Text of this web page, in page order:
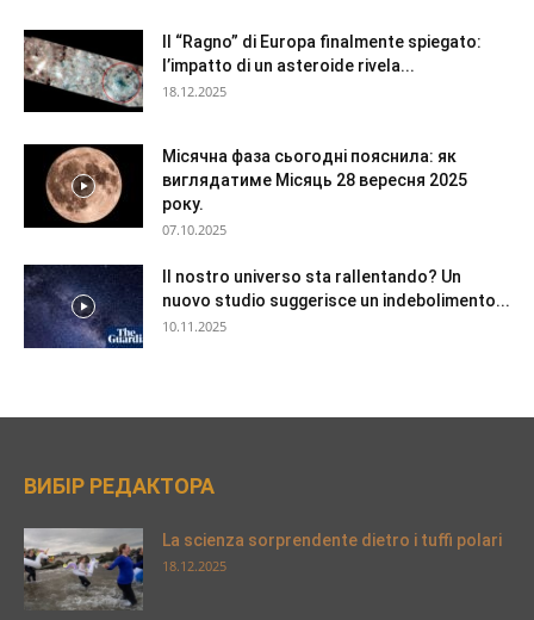
Il “Ragno” di Europa finalmente spiegato:
l’impatto di un asteroide rivela...
18.12.2025
Місячна фаза сьогодні пояснила: як
виглядатиме Місяць 28 вересня 2025
року.
07.10.2025
Il nostro universo sta rallentando? Un
nuovo studio suggerisce un indebolimento...
10.11.2025
ВИБІР РЕДАКТОРА
La scienza sorprendente dietro i tuffi polari
18.12.2025